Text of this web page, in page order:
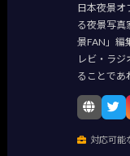
日本夜景オ
る夜景写真
景FAN」編
レビ・ラ
ることであ
対応可能